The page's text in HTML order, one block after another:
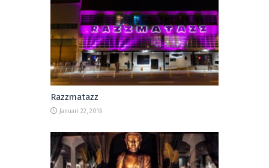
Razzmatazz
Januari 22, 2016